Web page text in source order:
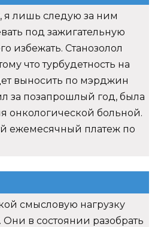
я лишь следую за ним
под зажигательную
избежать. Станозолол
что турбудетность на
выносить по мэрджин
за позапрошлый год, была
онкологической больной.
ежемесячный платеж по
смысловую нагрузку
Они в состоянии разобрать